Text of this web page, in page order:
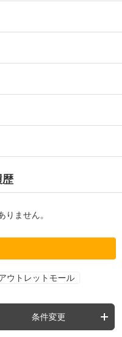
歴
ません。
ウトレットモール
条件変更